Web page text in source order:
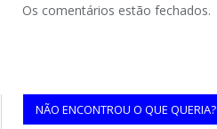
Os comentários estão fechados.
NÃO ENCONTROU O QUE QUERIA?